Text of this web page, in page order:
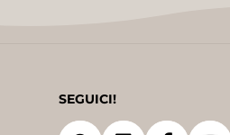
SEGUICI!